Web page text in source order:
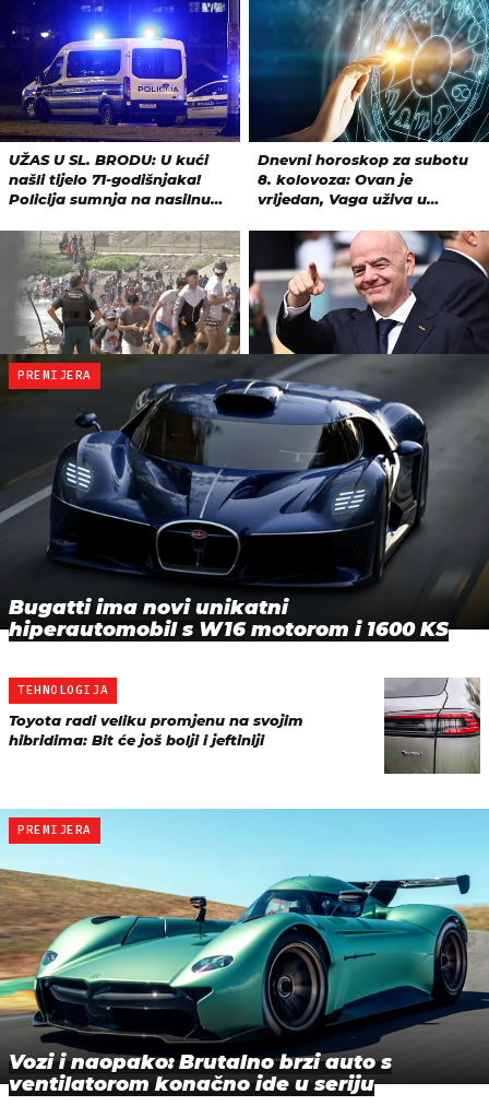
PREMIJERA
Bugatti ima novi unikatni
hiperautomobil s W16 motorom i 1600 KS
TEHNOLOGIJA
Toyota radi veliku promjenu na svojim
hibridima: Bit će još bolji i jeftiniji
PREMIJERA
Vozi i naopako: Brutalno brzi auto s
ventilatorom konačno ide u seriju